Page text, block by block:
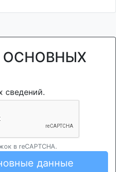
ОСНОВНЫХ
сведений.
в reCAPTCHA.
данные